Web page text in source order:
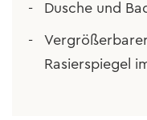
Dusche und
Rasierspiegel